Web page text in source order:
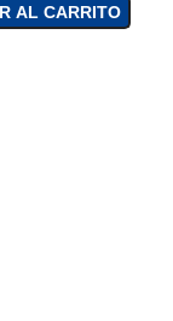
AL CARRITO